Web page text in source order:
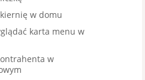
w domu
karta menu w
w